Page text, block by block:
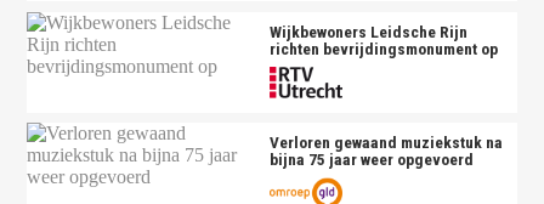
Wijkbewoners Leidsche Rijn
richten bevrijdingsmonument op
Verloren gewaand muziekstuk na
bijna 75 jaar weer opgevoerd